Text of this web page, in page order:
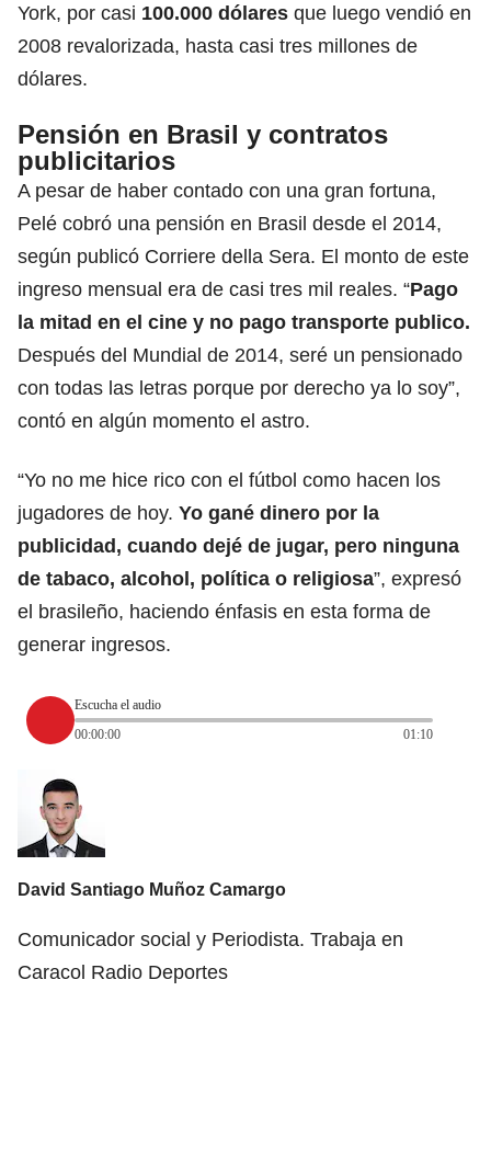
York, por casi 100.000 dólares que luego vendió en
2008 revalorizada, hasta casi tres millones de
dólares.
Pensión en Brasil y contratos
publicitarios
A pesar de haber contado con una gran fortuna,
Pelé cobró una pensión en Brasil desde el 2014,
según publicó Corriere della Sera. El monto de este
ingreso mensual era de casi tres mil reales. “Pago
la mitad en el cine y no pago transporte publico.
Después del Mundial de 2014, seré un pensionado
con todas las letras porque por derecho ya lo soy”,
contó en algún momento el astro.
“Yo no me hice rico con el fútbol como hacen los
jugadores de hoy. Yo gané dinero por la
publicidad, cuando dejé de jugar, pero ninguna
de tabaco, alcohol, política o religiosa”, expresó
el brasileño, haciendo énfasis en esta forma de
generar ingresos.
Escucha el audio
00:00:00
01:10
David Santiago Muñoz Camargo
Comunicador social y Periodista. Trabaja en
Caracol Radio Deportes